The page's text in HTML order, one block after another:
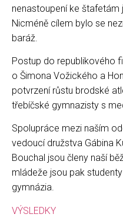
nenastoupení ke štafetám
Nicméně cílem bylo se
baráž.
Postup do republikového
o Šimona Vožického a
potvrzení růstu brodské
třebíčské gymnazisty s
Spolupráce mezi naším
vedoucí družstva Gábina
Bouchal jsou členy naší
mládeže jsou pak
gymnázia.
VÝSLEDKY